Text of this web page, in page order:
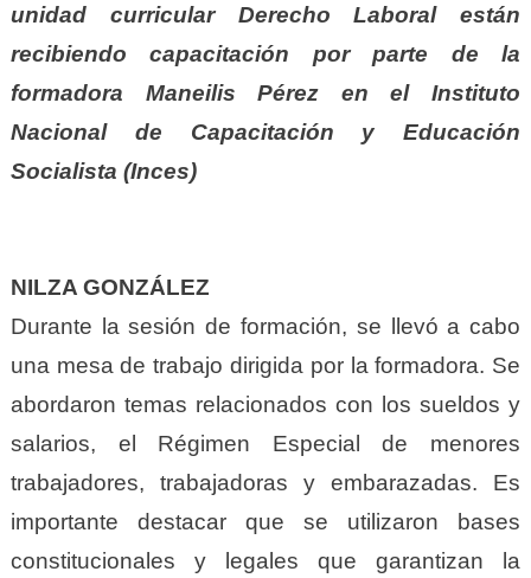
unidad curricular Derecho Laboral están
recibiendo capacitación por parte de la
formadora Maneilis Pérez en el Instituto
Nacional de Capacitación y Educación
Socialista (Inces)
NILZA GONZÁLEZ
Durante la sesión de formación, se llevó a cabo
una mesa de trabajo dirigida por la formadora. Se
abordaron temas relacionados con los sueldos y
salarios, el Régimen Especial de menores
trabajadores, trabajadoras y embarazadas. Es
importante destacar que se utilizaron bases
constitucionales y legales que garantizan la